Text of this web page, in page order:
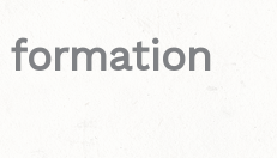
formation